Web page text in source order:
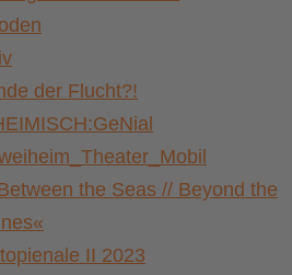
der Flucht?!
the Seas // Beyond the
II 2023